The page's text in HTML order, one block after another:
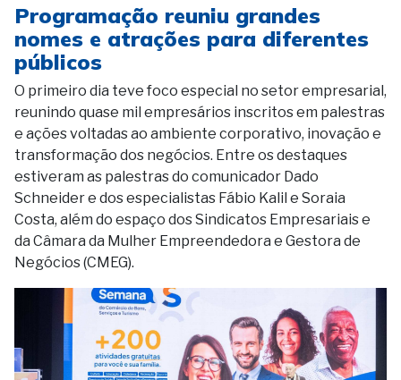
Programação reuniu grandes
nomes e atrações para diferentes
públicos
O primeiro dia teve foco especial no setor empresarial,
reunindo quase mil empresários inscritos em palestras
e ações voltadas ao ambiente corporativo, inovação e
transformação dos negócios. Entre os destaques
estiveram as palestras do comunicador Dado
Schneider e dos especialistas Fábio Kalil e Soraia
Costa, além do espaço dos Sindicatos Empresariais e
da Câmara da Mulher Empreendedora e Gestora de
Negócios (CMEG).